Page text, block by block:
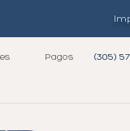
Pagos (305)